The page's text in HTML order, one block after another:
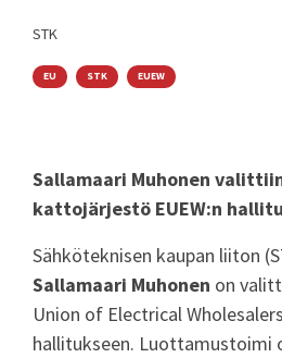
STK
EU STK EUEW
Sallamaari Muhonen
kattojärjestö EUEW:n
Sähköteknisen kaupan liiton
Sallamaari Muhonen on
Union of Electrical
hallitukseen. Luottamustoimi